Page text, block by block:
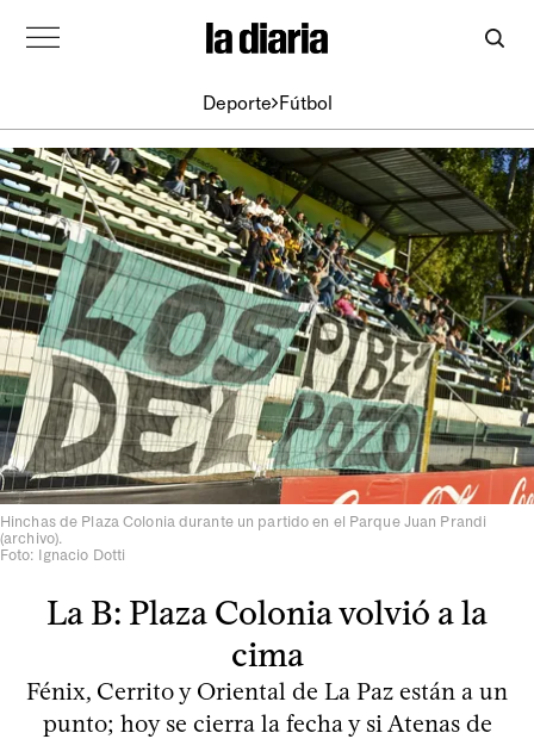
Deporte Fútbol
Hinchas de Plaza Colonia durante un partido en el Parque Juan Prandi
(archivo).
Foto: Ignacio Dotti
La B: Plaza Colonia volvió a la
cima
Fénix, Cerrito y Oriental de La Paz están a un
punto; hoy se cierra la fecha y si Atenas de